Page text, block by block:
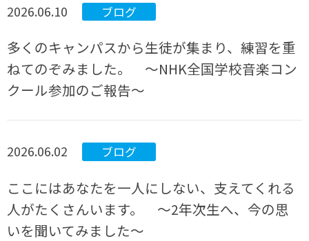
2026.06.10 ブログ
多くのキャンパスから生徒が集まり、練習を重
ねてのぞみました。 ～NHK全国学校音楽コン
クール参加のご報告～
2026.06.02 ブログ
ここにはあなたを一人にしない、支えてくれる
人がたくさんいます。 ～2年次生へ、今の思
いを聞いてみました～